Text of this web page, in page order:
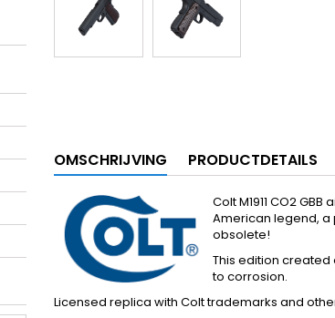
OMSCHRIJVING PRODUCTDETAILS
Colt M1911 CO2
American legend, a
obsolete!
This edition created
to corrosion.
Licensed replica with Colt trademarks and